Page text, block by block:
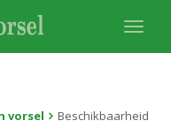
vorsel Beschikbaarheid